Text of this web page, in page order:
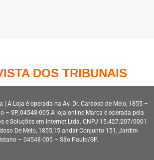
DOS TRIBUNAIS
A Loja é operada na Av. Dr. Cardoso de Melo, 1855 –
– SP, 04548-005.A loja online Marca é operada pela
e Soluções em Internet Ltda. CNPJ 15.427.207/0001-
De Melo, 1855,15 andar Conjunto 151, Jardim
– 04548-005 – São Paulo/SP.